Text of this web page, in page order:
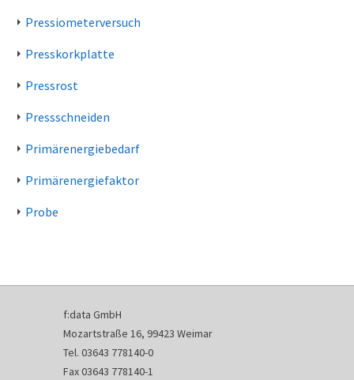
Pressiometerversuch
Presskorkplatte
Pressrost
Pressschneiden
Primärenergiebedarf
Primärenergiefaktor
Probe
f:data GmbH
Mozartstraße 16, 99423 Weimar
Tel. 03643 778140-0
Fax 03643 778140-1